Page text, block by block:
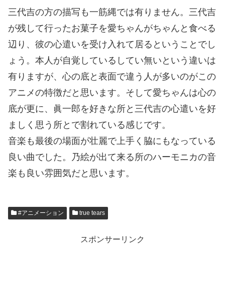
三代吉の方の描写も一筋縄では有りません。三代吉
が残して行ったお菓子を愛ちゃんがちゃんと食べる
辺り、彼の心遣いを受け入れて居るということでし
ょう。本人が自覚しているしてい無いという違いは
有りますが、心の底と表面で違う人が多いのがこの
アニメの特徴だと思います。そして愛ちゃんは心の
底が更に、眞一郎を好きな所と三代吉の心遣いを好
ましく思う所とで割れている感じです。
音楽も最後の場面が壮麗で上手く脇にもなっている
良い曲でした。乃絵が出て来る所のハーモニカの音
楽も良い雰囲気だと思います。
#アニメーション true tears
スポンサーリンク